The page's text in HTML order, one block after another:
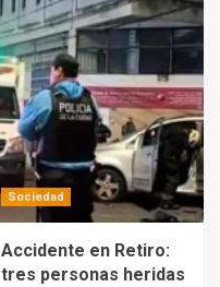
Sociedad
Accidente en Retiro:
tres personas heridas